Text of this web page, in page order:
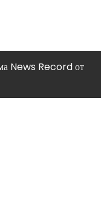
News Record от